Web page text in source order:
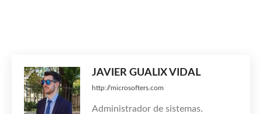
JAVIER GUALIX VIDAL
http://microsofters.com
Administrador de sistemas.